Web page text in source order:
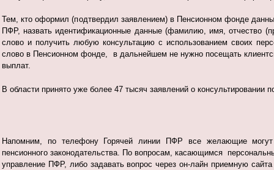
Тем, кто оформил (подтвердил заявлением) в Пенсионном фонде
ПФР, назвать идентификационные данные (фамилию, имя, отчество
слово и получить любую консультацию с использованием своих
слово в Пенсионном фонде, в дальнейшем не нужно посещать
выплат.
В области принято уже более 47 тысяч заявлений о консультировании
Напомним, по телефону Горячей линии ПФР все желающие могут
пенсионного законодательства. По вопросам, касающимся
управление ПФР, либо задавать вопрос через он-лайн приемную